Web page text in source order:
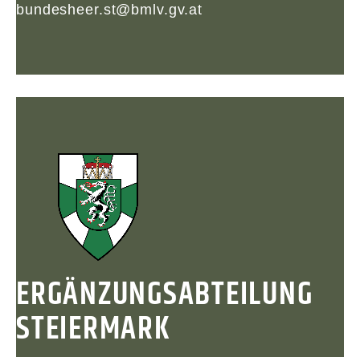
bundesheer.st@bmlv.gv.at
ERGÄNZUNGSABTEILUNG
STEIERMARK